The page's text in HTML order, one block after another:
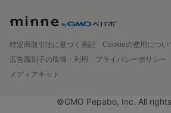
特定商取引法に基づく表記
Cookieの使用につい
広告識別子の取得・利用
プライバシーポリシー
メディアキット
©GMO Pepabo, Inc. All